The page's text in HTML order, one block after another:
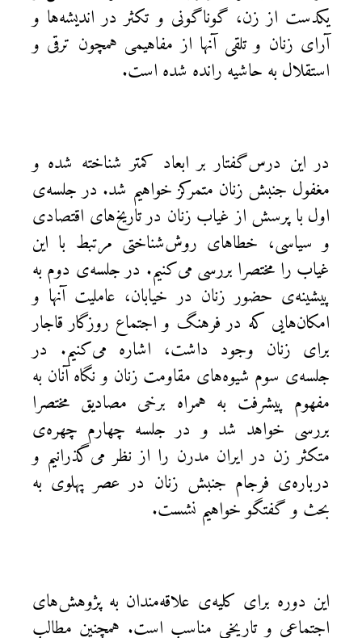
یکدست از زن، گوناگونی و تکثر در اندیشه‌ها و
آرای زنان و تلقی آنها از مفاهیمی همچون ترقی و
استقلال به حاشیه رانده شده است.
در این درس‌گفتار بر ابعاد کمتر شناخته شده و
مغفول جنبش زنان متمرکز خواهیم شد. در جلسه‌ی
اول با پرسش از غیاب زنان در تاریخ‌های اقتصادی
و سیاسی، خطاهای روش‌شناختی مرتبط با این
غیاب را مختصرا بررسی می‌کنیم. در جلسه‌ی دوم به
پیشینه‌ی حضور زنان در خیابان، عاملیت آنها و
امکان‌هایی که در فرهنگ و اجتماع روزگار قاجار
برای زنان وجود داشت، اشاره می‌کنیم. در
جلسه‌ی سوم شیوه‌های مقاومت زنان و نگاه آنان به
مفهوم پیشرفت به همراه برخی مصادیق مختصرا
بررسی خواهد شد و در جلسه چهارم چهره‌ی
متکثر زن در ایران مدرن را از نظر می‌گذرانیم و
درباره‌ی فرجام جنبش زنان در عصر پهلوی به
بحث و گفتگو خواهیم نشست.
این دوره برای کلیه‌ی علاقه‌مندان به پژوهش‌های
اجتماعی و تاریخی مناسب است. همچنین مطالب